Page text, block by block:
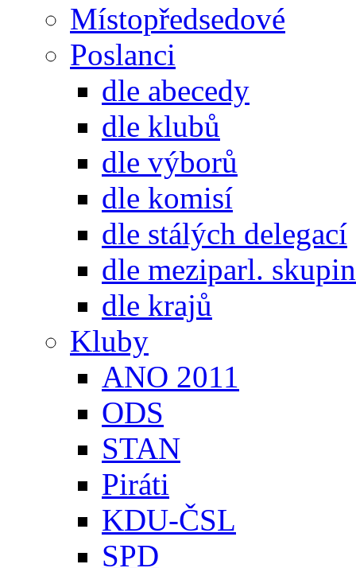
Místopředsedové
Poslanci
dle abecedy
dle klubů
dle výborů
dle komisí
dle stálých delegací
dle meziparl. skupin
dle krajů
Kluby
ANO 2011
ODS
STAN
Piráti
KDU-ČSL
SPD